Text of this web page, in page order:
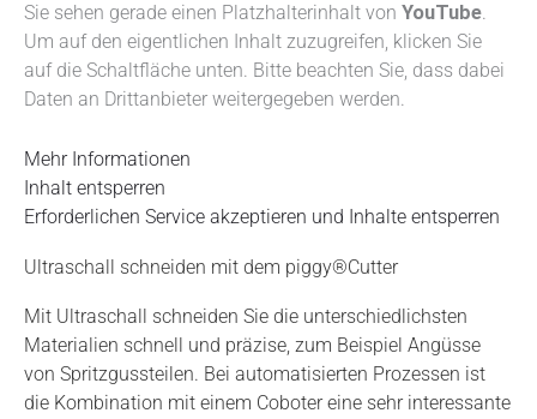
Sie sehen gerade einen Platzhalterinhalt von YouTube.
Um auf den eigentlichen Inhalt zuzugreifen, klicken Sie
auf die Schaltfläche unten. Bitte beachten Sie, dass dabei
Daten an Drittanbieter weitergegeben werden.
Mehr Informationen
Inhalt entsperren
Erforderlichen Service akzeptieren und Inhalte entsperren
Ultraschall schneiden mit dem piggy®Cutter
Mit Ultraschall schneiden Sie die unterschiedlichsten
Materialien schnell und präzise, zum Beispiel Angüsse
von Spritzgussteilen. Bei automatisierten Prozessen ist
die Kombination mit einem Coboter eine sehr interessante